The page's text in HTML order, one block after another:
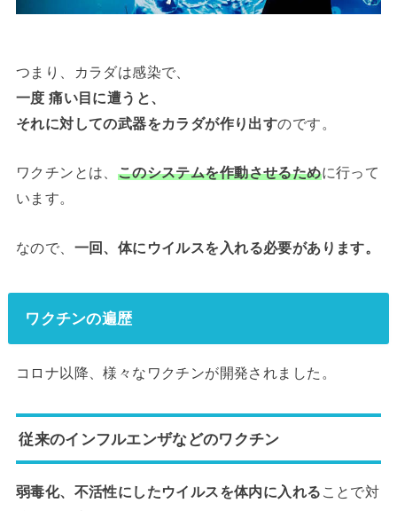
つまり、カラダは感染で、
一度 痛い目に遭うと、
それに対しての武器をカラダが作り出すのです。
ワクチンとは、 このシステムを作動させるために行って
います。
なので、 一回、体にウイルスを入れる必要があります。
ワクチンの遍歴
コロナ以降、様々なワクチンが開発されました。
従来のインフルエンザなどのワクチン
弱毒化、不活性にしたウイルスを体内に入れる ことで対